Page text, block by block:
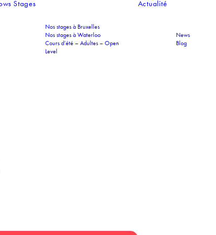
Stages
Nos stages à Bruxelles
Nos stages à Waterloo
Cours d’été – Adultes – Open
Level
Actualité
News
Blog